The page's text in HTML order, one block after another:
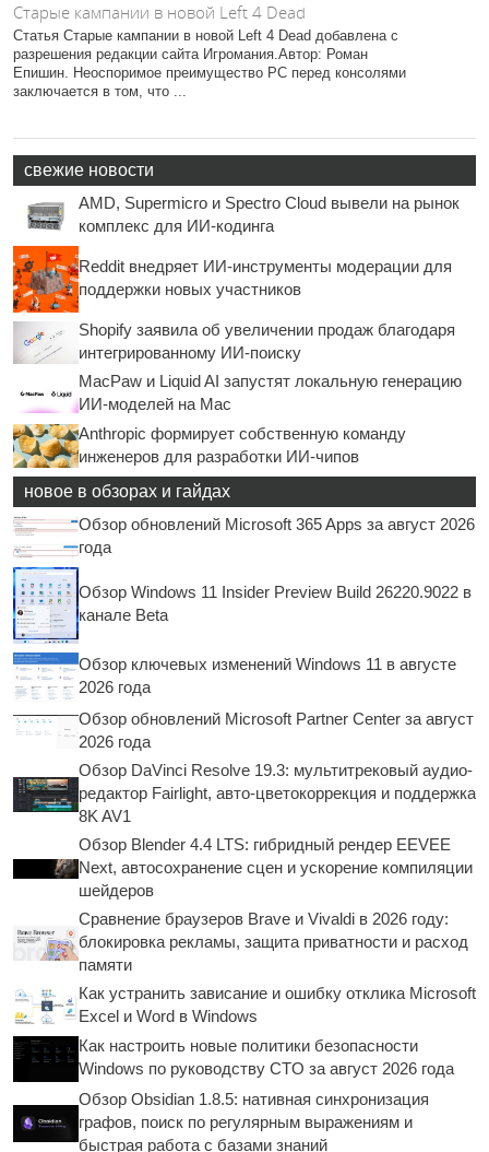
Старые кампании в новой Left 4 Dead
Статья Старые кампании в новой Left 4 Dead добавлена с
разрешения редакции сайта Игромания.Автор: Роман
Епишин. Неоспоримое преимущество PC перед консолями
заключается в том, что ...
свежие новости
AMD, Supermicro и Spectro Cloud вывели на рынок
комплекс для ИИ-кодинга
Reddit внедряет ИИ-инструменты модерации для
поддержки новых участников
Shopify заявила об увеличении продаж благодаря
интегрированному ИИ-поиску
MacPaw и Liquid AI запустят локальную генерацию
ИИ-моделей на Mac
Anthropic формирует собственную команду
инженеров для разработки ИИ-чипов
новое в обзорах и гайдах
Обзор обновлений Microsoft 365 Apps за август 2026
года
Обзор Windows 11 Insider Preview Build 26220.9022 в
канале Beta
Обзор ключевых изменений Windows 11 в августе
2026 года
Обзор обновлений Microsoft Partner Center за август
2026 года
Обзор DaVinci Resolve 19.3: мультитрековый аудио-
редактор Fairlight, авто-цветокоррекция и поддержка
8K AV1
Обзор Blender 4.4 LTS: гибридный рендер EEVEE
Next, автосохранение сцен и ускорение компиляции
шейдеров
Сравнение браузеров Brave и Vivaldi в 2026 году:
блокировка рекламы, защита приватности и расход
памяти
Как устранить зависание и ошибку отклика Microsoft
Excel и Word в Windows
Как настроить новые политики безопасности
Windows по руководству CTO за август 2026 года
Обзор Obsidian 1.8.5: нативная синхронизация
графов, поиск по регулярным выражениям и
быстрая работа с базами знаний